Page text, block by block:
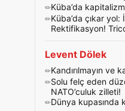
Küba’da
Küba’da çıkar
Rektifikasyon!
Levent Dölek
Kandırılmayın ve
Solu felç eden
NATO’culuk zilleti!
Dünya kupasında